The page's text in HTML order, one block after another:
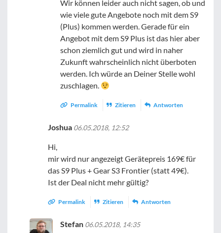
Wir können leider auch nicht sagen, ob und
wie viele gute Angebote noch mit dem S9
(Plus) kommen werden. Gerade für ein
Angebot mit dem S9 Plus ist das hier aber
schon ziemlich gut und wird in naher
Zukunft wahrscheinlich nicht überboten
werden. Ich würde an Deiner Stelle wohl
zuschlagen.
Permalink Zitieren Antworten
Joshua 06.05.2018, 12:52
Hi,
mir wird nur angezeigt Gerätepreis 169€ für
das S9 Plus + Gear S3 Frontier (statt 49€).
Ist der Deal nicht mehr gültig?
Permalink Zitieren Antworten
Stefan 06.05.2018, 14:35